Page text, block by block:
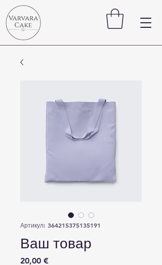
Артикул: 364215375135191
Ваш товар
20,00 €